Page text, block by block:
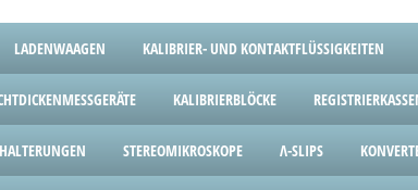
LADENWAAGEN KALIBRIER- UND KONTAKTFLÜSSIGKEITEN
KALIBRIERBLÖCKE
HALTERUNGEN STEREOMIKROSKOPE Λ-SLIPS